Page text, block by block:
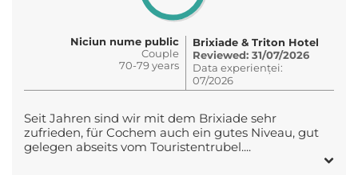
Niciun nume public
Couple
70-79 years
Brixiade & Triton Hotel
Reviewed: 31/07/2026
Data experienței:
07/2026
Seit Jahren sind wir mit dem Brixiade sehr
zufrieden, für Cochem auch ein gutes Niveau, gut
gelegen abseits vom Touristentrubel....